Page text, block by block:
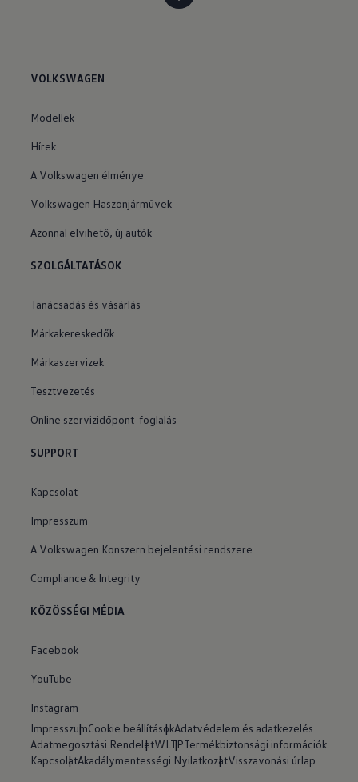
VOLKSWAGEN
Modellek
Hírek
A Volkswagen élménye
Volkswagen Haszonjárművek
Azonnal elvihető, új autók
SZOLGÁLTATÁSOK
Tanácsadás és vásárlás
Márkakereskedők
Márkaszervizek
Tesztvezetés
Online szervizidőpont-foglalás
SUPPORT
Kapcsolat
Impresszum
A Volkswagen Konszern bejelentési rendszere
Compliance & Integrity
KÖZÖSSÉGI MÉDIA
Facebook
YouTube
Instagram
ImpresszumCookie beállításokAdatvédelem és adatkezelés
Adatmegosztási RendeletWLTPTermékbiztonsági információk
KapcsolatAkadálymentességi NyilatkozatVisszavonási úrlap